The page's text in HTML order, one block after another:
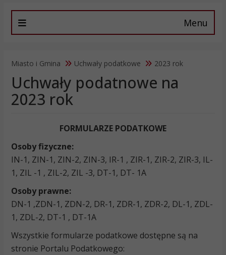
Menu
Miasto i Gmina Uchwały podatkowe 2023 rok
Uchwały podatnowe na
2023 rok
FORMULARZE PODATKOWE
Osoby fizyczne:
IN-1, ZIN-1, ZIN-2, ZIN-3, IR-1 , ZIR-1, ZIR-2, ZIR-3, IL-
1, ZIL -1 , ZIL-2, ZIL -3, DT-1, DT- 1A
Osoby prawne:
DN-1 ,ZDN-1, ZDN-2, DR-1, ZDR-1, ZDR-2, DL-1, ZDL-
1, ZDL-2, DT-1 , DT-1A
Wszystkie formularze podatkowe dostępne są na
stronie Portalu Podatkowego: